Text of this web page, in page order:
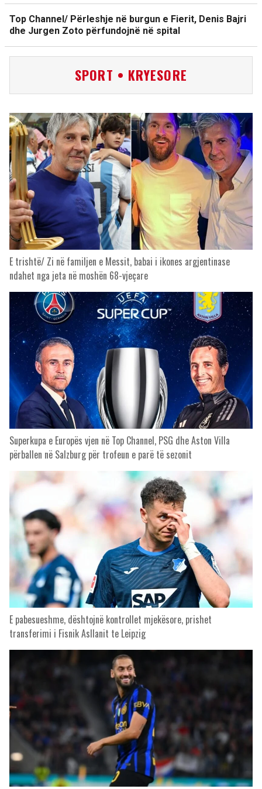
Top Channel/ Përleshje në burgun e Fierit, Denis Bajri
dhe Jurgen Zoto përfundojnë në spital
SPORT • KRYESORE
E trishtë/ Zi në familjen e Messit, babai i ikones argjentinase
ndahet nga jeta në moshën 68-vjeçare
Superkupa e Europës vjen në Top Channel, PSG dhe Aston Villa
përballen në Salzburg për trofeun e parë të sezonit
E pabesueshme, dështojnë kontrollet mjekësore, prishet
transferimi i Fisnik Asllanit te Leipzig